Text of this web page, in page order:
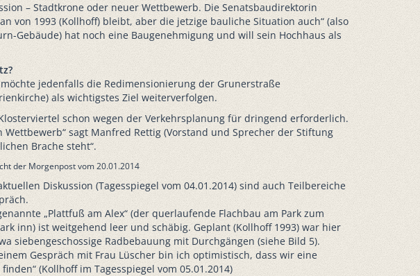
– Stadtkrone oder neuer Wettbewerb. Die Senatsbaudirektorin
von 1993 (Kollhoff) bleibt, aber die jetzige bauliche Situation auch“ (also
Gebäude) hat noch eine Baugenehmigung und will sein Hochhaus als
jedenfalls die Redimensionierung der Grunerstraße
als wichtigstes Ziel weiterverfolgen.
schon wegen der Verkehrsplanung für dringend erforderlich.
sagt Manfred Rettig (Vorstand und Sprecher der Stiftung
Brache steht“.
der Morgenpost vom 20.01.2014
Diskussion (Tagesspiegel vom 04.01.2014) sind auch Teilbereiche
„Plattfuß am Alex“ (der querlaufende Flachbau am Park zum
inn) ist weitgehend leer und schäbig. Geplant (Kollhoff 1993) war hier
siebengeschossige Radbebauung mit Durchgängen (siehe Bild 5).
Gespräch mit Frau Lüscher bin ich optimistisch, dass wir eine
finden“ (Kollhoff im Tagesspiegel vom 05.01.2014)